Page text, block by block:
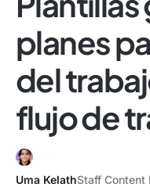
planes
del
flujo de
Uma KelathStaff Content